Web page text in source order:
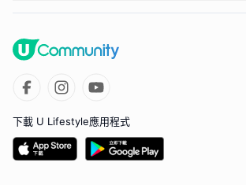
下載 U Lifestyle應用程式